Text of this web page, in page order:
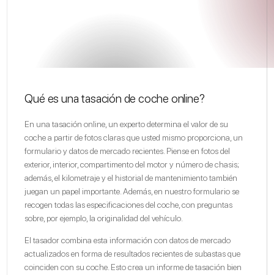
Qué es una tasación de coche online?
En una tasación online, un experto determina el valor de su
coche a partir de fotos claras que usted mismo proporciona, un
formulario y datos de mercado recientes. Piense en fotos del
exterior, interior, compartimento del motor y número de chasis;
además, el kilometraje y el historial de mantenimiento también
juegan un papel importante. Además, en nuestro formulario se
recogen todas las especificaciones del coche, con preguntas
sobre, por ejemplo, la originalidad del vehículo.
El tasador combina esta información con datos de mercado
actualizados en forma de resultados recientes de subastas que
coinciden con su coche. Esto crea un informe de tasación bien